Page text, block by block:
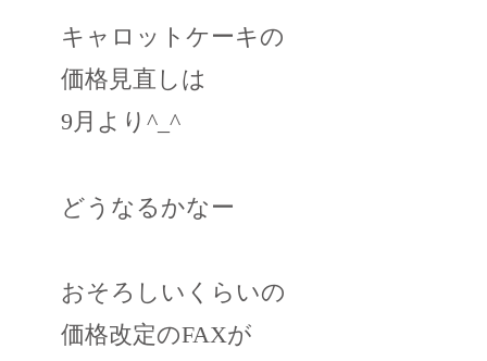
キャロットケーキの
価格見直しは
9月より^_^
どうなるかなー
おそろしいくらいの
価格改定のFAXが